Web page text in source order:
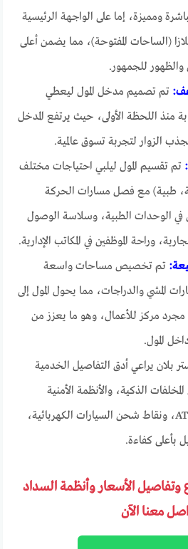
ومميزة، إما على الواجهة الرئيسية
(الساحات المفتوحة)، مما يضمن أعلى
والظهور للجمهور.
تم تصميم مدخل المول ليعطي
منذ اللحظة الأولى، حيث يرتفع المدخل
الزوار لتجربة تسوق عالمية.
تم تقسيم المول ليلبي احتياجات مختلف
طبية) مع فصل مسارات الحركة
الوحدات الطبية، وسلاسة الوصول
وراحة الموظفين في المكاتب الإدارية.
تم تخصيص مساحات واسعة
المشي والدراجات، مما يحول المول إلى
مركز للأعمال، وهو ما يعزز من
المول.
بلان يراعي أدق التفاصيل الخدمية
الذكية، والأنظمة الأمنية
المتكاملة، وتوزيع الـ ATMs، ونقاط شحن السيارات الكهربائية،
بأعلى كفاءة.
وتفاصيل الأسعار وأنظمة السداد
معنا الآن